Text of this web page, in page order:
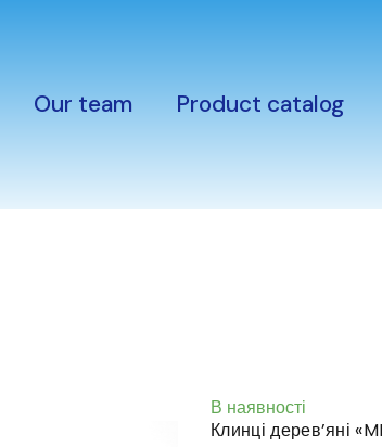
Our team Product catalog
В наявності
Клинці дерев’яні